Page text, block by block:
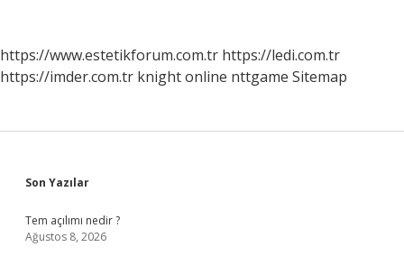
https://www.estetikforum.com.tr https://ledi.com.tr
https://imder.com.tr knight online nttgame Sitemap
Sidebar
Son Yazılar
Tem açılımı nedir ?
Ağustos 8, 2026